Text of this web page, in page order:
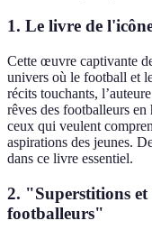
1. Le livre de
Cette œuvre captivante
univers où le football et
récits touchants,
rêves des footballeurs
ceux qui veulent
aspirations des jeunes.
dans ce livre essentiel.
2. "Superstitions et
footballeurs"